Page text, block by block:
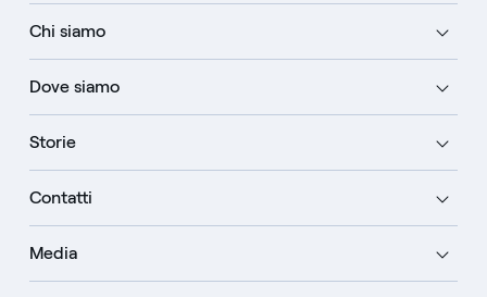
Chi siamo
Dove siamo
Storie
Contatti
Media